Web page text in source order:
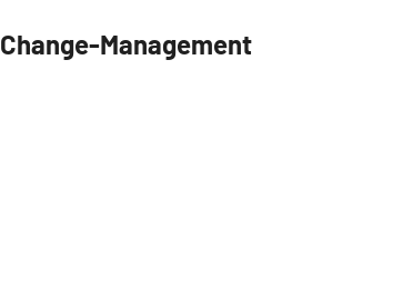
Change-Management